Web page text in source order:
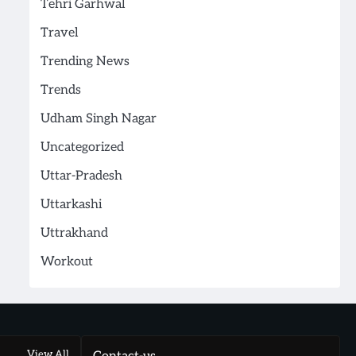
Tehri Garhwal
Travel
Trending News
Trends
Udham Singh Nagar
Uncategorized
Uttar-Pradesh
Uttarkashi
Uttrakhand
Workout